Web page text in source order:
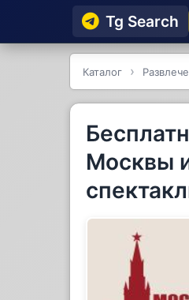
Tg Searсh
Каталог
Москвы